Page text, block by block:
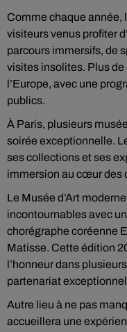
Comme chaque année,
visiteurs venus profiter
parcours immersifs, de
visites insolites. Plus
l’Europe, avec une
publics.
À Paris, plusieurs
soirée exceptionnelle.
ses collections et ses
immersion au cœur des
Le Musée d’Art
incontournables avec
chorégraphe coréenne
Matisse. Cette édition
l’honneur dans
partenariat
Autre lieu à ne pas
accueillera une